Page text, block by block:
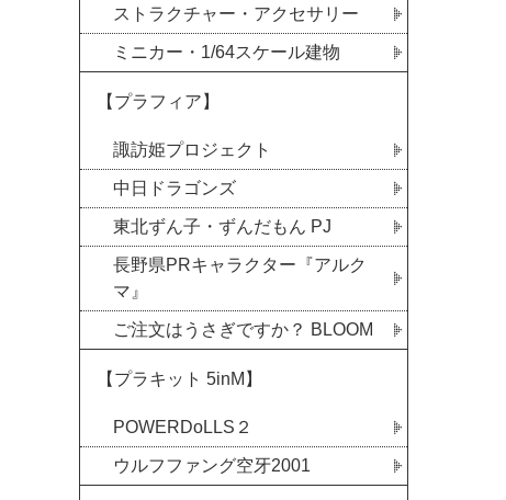
ストラクチャー・アクセサリー
ミニカー・1/64スケール建物
【プラフィア】
諏訪姫プロジェクト
中日ドラゴンズ
東北ずん子・ずんだもん PJ
長野県PRキャラクター『アルク
マ』
ご注文はうさぎですか？ BLOOM
【プラキット 5inM】
POWERDoLLS２
ウルフファング空牙2001